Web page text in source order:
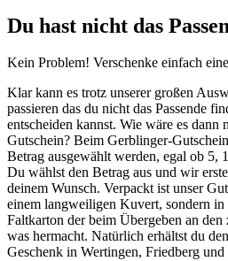
Du hast nicht das
Kein Problem! Verschenke einfach
Klar kann es trotz unserer großen
passieren das du nicht das Passende
entscheiden kannst. Wie wäre es dann
Gutschein? Beim Gerblinger-
Betrag ausgewählt werden, egal ob 5,
Du wählst den Betrag aus und wir
deinem Wunsch. Verpackt ist unser
einem langweiligen Kuvert, sondern in
Faltkarton der beim Übergeben an
was hermacht. Natürlich erhältst du
Geschenk in Wertingen, Friedberg